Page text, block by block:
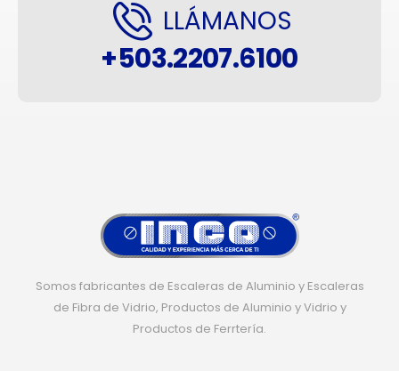
LLÁMANOS
+503.2207.6100
Somos fabricantes de Escaleras de Aluminio y Escaleras
de Fibra de Vidrio, Productos de Aluminio y Vidrio y
Productos de Ferrtería.